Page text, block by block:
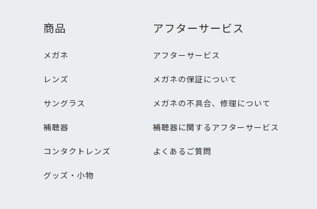
商品
メガネ
レンズ
サングラス
補聴器
コンタクトレンズ
グッズ・小物
アフターサービス
アフターサービス
メガネの保証について
メガネの不具合、修理について
補聴器に関するアフターサービス
よくあるご質問